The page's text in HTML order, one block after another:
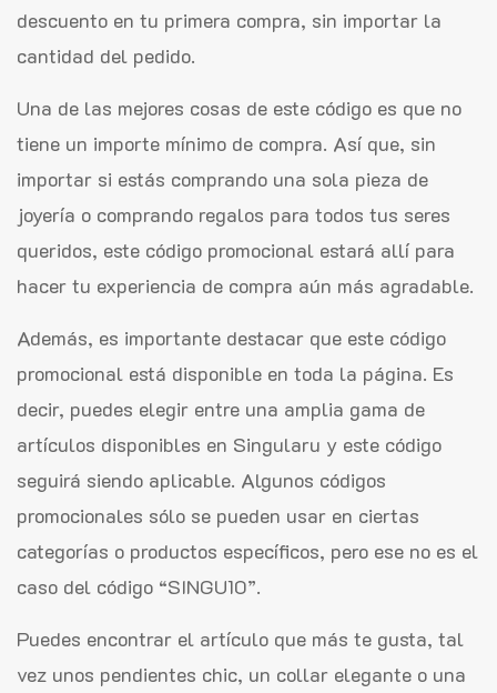
descuento en tu primera compra, sin importar la
cantidad del pedido.
Una de las mejores cosas de este código es que no
tiene un importe mínimo de compra. Así que, sin
importar si estás comprando una sola pieza de
joyería o comprando regalos para todos tus seres
queridos, este código promocional estará allí para
hacer tu experiencia de compra aún más agradable.
Además, es importante destacar que este código
promocional está disponible en toda la página. Es
decir, puedes elegir entre una amplia gama de
artículos disponibles en Singularu y este código
seguirá siendo aplicable. Algunos códigos
promocionales sólo se pueden usar en ciertas
categorías o productos específicos, pero ese no es el
caso del código “SINGU10”.
Puedes encontrar el artículo que más te gusta, tal
vez unos pendientes chic, un collar elegante o una